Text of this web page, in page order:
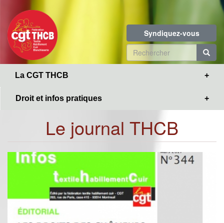
contenu
principal
Syndiquez-vous
Formulaire
de
La CGT THCB
Droit et infos pratiques
Le journal THCB